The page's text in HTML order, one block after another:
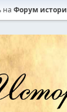
на Форум